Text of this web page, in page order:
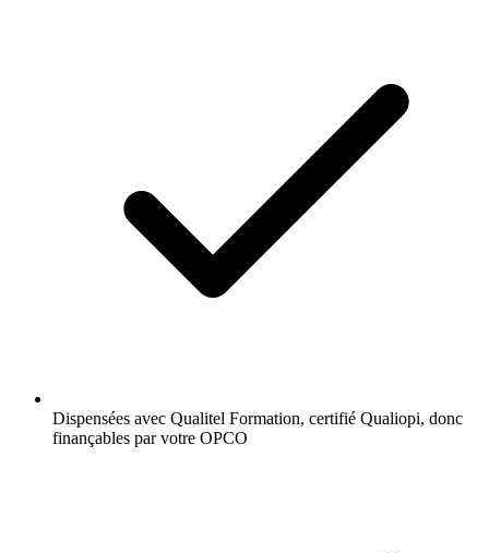
Dispensées avec Qualitel Formation, certifié Qualiopi, donc
finançables par votre OPCO